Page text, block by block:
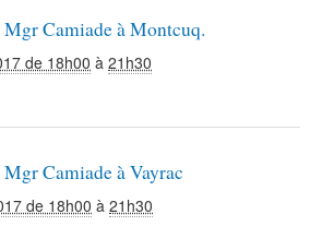
Camiade à Montcuq.
de 18h00 à 21h30
Camiade à Vayrac
de 18h00 à 21h30